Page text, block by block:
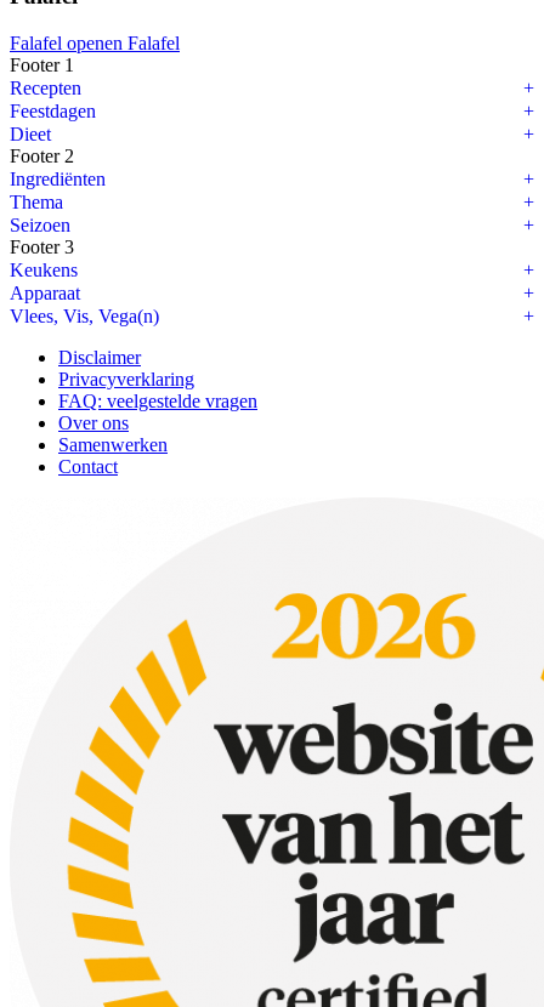
Falafel openen Falafel
Footer 1
Recepten
Feestdagen
Dieet
Footer 2
Ingrediënten
Thema
Seizoen
Footer 3
Keukens
Apparaat
Vlees, Vis, Vega(n)
Disclaimer
Privacyverklaring
FAQ: veelgestelde vragen
Over ons
Samenwerken
Contact